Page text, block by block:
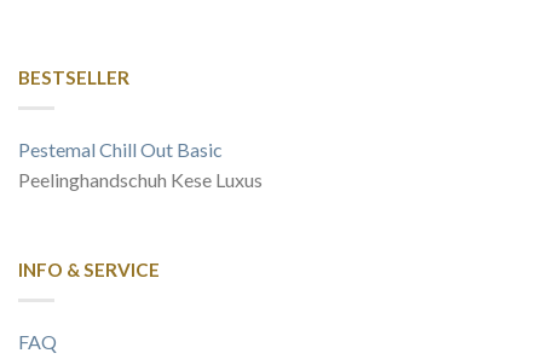
BESTSELLER
Pestemal Chill Out Basic
Peelinghandschuh Kese Luxus
INFO & SERVICE
FAQ